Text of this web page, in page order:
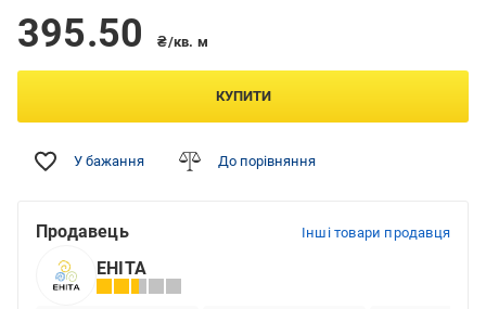
395.50 ₴/кв. м
КУПИТИ
У бажання До порівняння
Продавець Інші товари продавця
ЕНІТА